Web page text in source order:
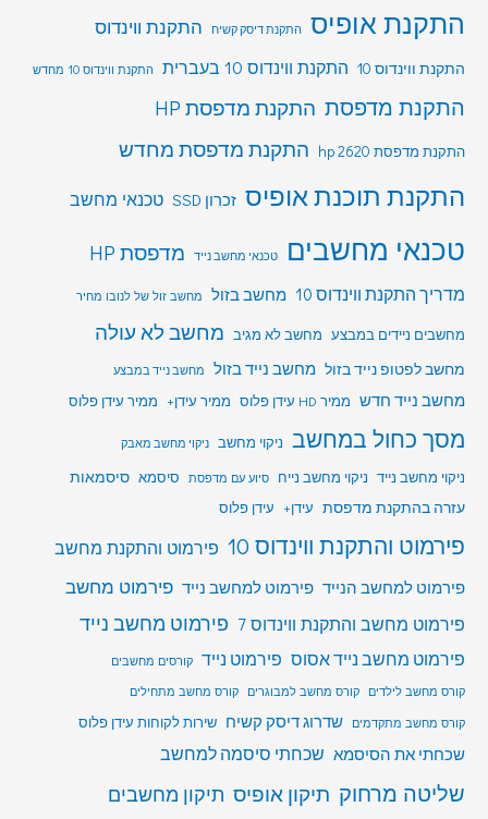
התקנת אופיס התקנת דיסק קשיח התקנת ווינדוס
התקנת ווינדוס 10 התקנת ווינדוס 10 בעברית התקנת ווינדוס 10 מחדש
התקנת מדפסת התקנת מדפסת HP
התקנת מדפסת hp 2620 התקנת מדפסת מחדש
התקנת תוכנת אופיס זכרון SSD טכנאי מחשב
טכנאי מחשבים טכנאי מחשב נייד מדפסת HP
מדריך התקנת ווינדוס 10 מחשב בזול מחשב זול של לנובו מחיר
מחשבים ניידים במבצע מחשב לא מגיב מחשב לא עולה
מחשב לפטופ נייד בזול מחשב נייד בזול מחשב נייד במבצע
מחשב נייד חדש ממיר HD עידן פלוס ממיר עידן+ ממיר עידן פלוס
מסך כחול במחשב ניקוי מחשב ניקוי מחשב מאבק
ניקוי מחשב נייד ניקוי מחשב נייח סיוע עם מדפסת סיסמא סיסמאות
עזרה בהתקנת מדפסת עידן+ עידן פלוס
פירמוט והתקנת ווינדוס 10 פירמוט והתקנת מחשב
פירמוט למחשב הנייד פירמוט למחשב נייד פירמוט מחשב
פירמוט מחשב והתקנת ווינדוס 7
פירמוט מחשב נייד
פירמוט מחשב נייד אסוס פירמוט נייד קורסים מחשבים
קורס מחשב לילדים
קורס מחשב למבוגרים
קורס מחשב מתחילים
קורס מחשב מתקדמים
שדרוג דיסק קשיח שירות לקוחות עידן פלוס
שכחתי את הסיסמא שכחתי סיסמה למחשב
שליטה מרחוק תיקון אופיס תיקון מחשבים